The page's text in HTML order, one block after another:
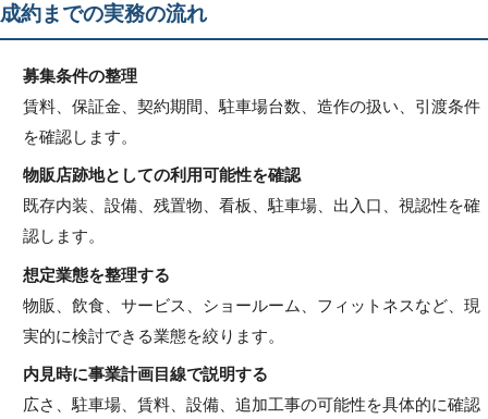
成約までの実務の流れ
募集条件の整理
賃料、保証金、契約期間、駐車場台数、造作の扱い、引渡条件
を確認します。
物販店跡地としての利用可能性を確認
既存内装、設備、残置物、看板、駐車場、出入口、視認性を確
認します。
想定業態を整理する
物販、飲食、サービス、ショールーム、フィットネスなど、現
実的に検討できる業態を絞ります。
内見時に事業計画目線で説明する
広さ、駐車場、賃料、設備、追加工事の可能性を具体的に確認